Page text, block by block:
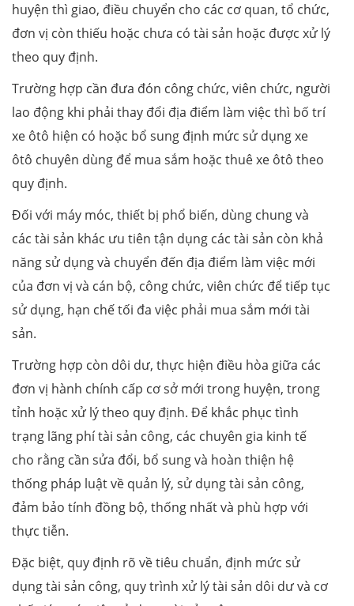
huyện thì giao, điều chuyển cho các cơ quan, tổ chức,
đơn vị còn thiếu hoặc chưa có tài sản hoặc được xử lý
theo quy định.
Trường hợp cần đưa đón công chức, viên chức, người
lao động khi phải thay đổi địa điểm làm việc thì bố trí
xe ôtô hiện có hoặc bổ sung định mức sử dụng xe
ôtô chuyên dùng để mua sắm hoặc thuê xe ôtô theo
quy định.
Đối với máy móc, thiết bị phổ biến, dùng chung và
các tài sản khác ưu tiên tận dụng các tài sản còn khả
năng sử dụng và chuyển đến địa điểm làm việc mới
của đơn vị và cán bộ, công chức, viên chức để tiếp tục
sử dụng, hạn chế tối đa việc phải mua sắm mới tài
sản.
Trường hợp còn dôi dư, thực hiện điều hòa giữa các
đơn vị hành chính cấp cơ sở mới trong huyện, trong
tỉnh hoặc xử lý theo quy định. Để khắc phục tình
trạng lãng phí tài sản công, các chuyên gia kinh tế
cho rằng cần sửa đổi, bổ sung và hoàn thiện hệ
thống pháp luật về quản lý, sử dụng tài sản công,
đảm bảo tính đồng bộ, thống nhất và phù hợp với
thực tiễn.
Đặc biệt, quy định rõ về tiêu chuẩn, định mức sử
dụng tài sản công, quy trình xử lý tài sản dôi dư và cơ